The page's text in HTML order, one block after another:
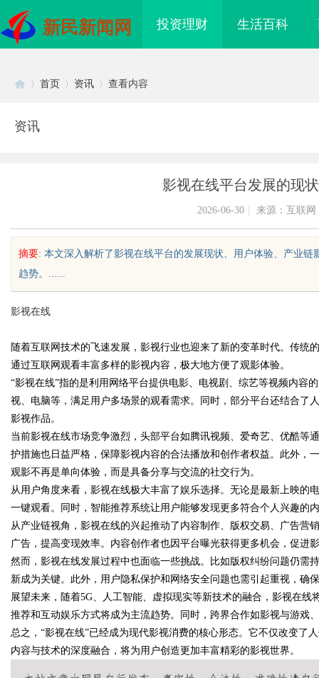
新民新闻网 投资理财 生活百科
uz
!
首页 资讯 查看内容
资讯
影视在线平台发展的现
2026-06-30 来源：互联网
摘要: 本文深入解析了影视在线平台的发展现状、用户体验、产业
趋势。......
影视在线
随着互联网技术的飞速发展，影视行业也迎来了新的变革时代。传统
通过互联网观看丰富多样的影视内容，极大地方便了观影体验。
“影视在线”指的是利用网络平台提供电影、电视剧、综艺等视频内容
视、电脑等，满足用户多场景的观看需求。同时，部分平台还结合了
影视作品。
当前影视在线市场竞争激烈，头部平台如腾讯视频、爱奇艺、优酷等
护措施也日益严格，保障影视内容的合法播放和创作者权益。此外，
观影不再是单向体验，而是具备分享与交流的社交行为。
从用户角度来看，影视在线极大丰富了娱乐选择。无论是最新上映的
一键观看。同时，智能推荐系统让用户能够发现更多符合个人兴趣的
从产业链视角，影视在线的兴起推动了内容制作、版权交易、广告营
广告，提高变现效率。内容创作者也因平台曝光获得更多机会，促进
然而，影视在线发展过程中也面临一些挑战。比如版权纠纷问题仍需
新成为关键。此外，用户隐私保护和网络安全问题也需引起重视，确
展望未来，随着5G、人工智能、虚拟现实等新技术的融合，影视在
推荐和互动娱乐方式将成为主流趋势。同时，跨界合作如影视与游戏
总之，“影视在线”已经成为现代影视消费的核心形态。它不仅改变了
内容与技术的深度融合，将为用户创造更加丰富精彩的影视世界。
发布全球首个分布
方案